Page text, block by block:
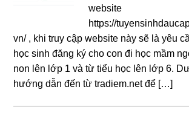
website
https://
vn/ , khi truy cập website này sẽ là yêu
học sinh đăng ký cho con đi học mầm
non lên lớp 1 và từ tiểu học lên lớp 6.
hướng dẫn đến từ tradiem.net để […]